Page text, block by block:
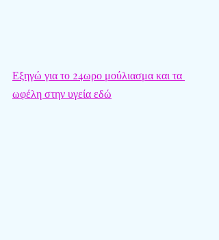
Εξηγώ για το 24ωρο μούλιασμα και τα
ωφέλη στην υγεία εδώ